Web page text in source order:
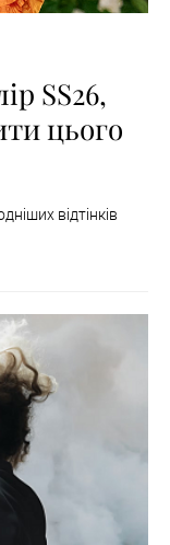
SS26,
цього
відтінків